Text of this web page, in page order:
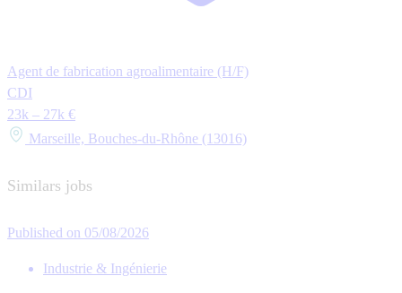
Agent de fabrication agroalimentaire (H/F)
CDI
23k – 27k €
Marseille, Bouches-du-Rhône (13016)
Similars jobs
Published on 05/08/2026
Industrie & Ingénierie